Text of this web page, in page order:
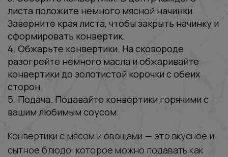
листа положите немного мясной начинки.
Заверните края листа, чтобы закрыть начинку и
сформировать конвертик.
4. Обжарьте конвертики. На сковороде
разогрейте немного масла и обжаривайте
конвертики до золотистой корочки с обеих
сторон.
5. Подача. Подавайте конвертики горячими с
вашим любимым соусом.
Конвертики с мясом и овощами — это вкусное и
сытное блюдо, которое можно подавать как